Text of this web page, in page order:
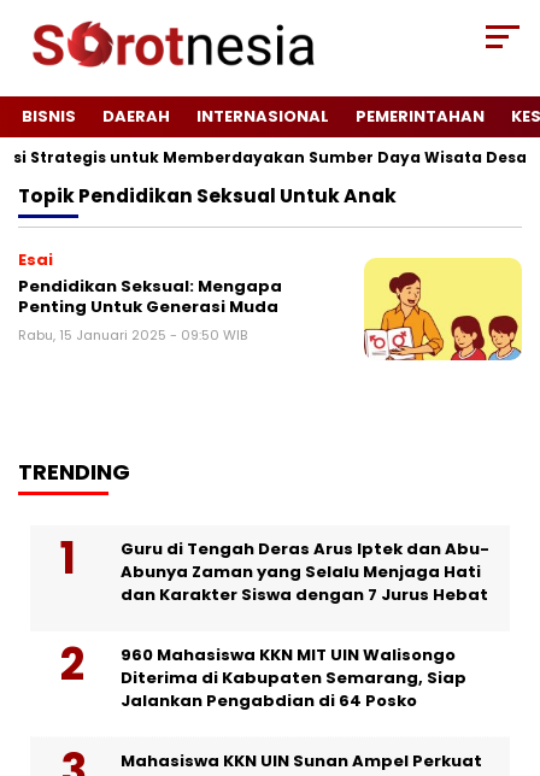
BISNIS DAERAH INTERNASIONAL PEMERINTAHAN
Strategis untuk Memberdayakan Sumber Daya Wisata Desa
TopikPendidikan Seksual Untuk Anak
Esai
Pendidikan Seksual: Mengapa
Penting Untuk Generasi Muda
Rabu, 15 Januari 2025 - 09:50 WIB
TRENDING
Guru di Tengah Deras Arus Iptek dan Abu-
Abunya Zaman yang Selalu Menjaga Hati
dan Karakter Siswa dengan 7 Jurus Hebat
960 Mahasiswa KKN MIT UIN Walisongo
Diterima di Kabupaten Semarang, Siap
Jalankan Pengabdian di 64 Posko
Mahasiswa KKN UIN Sunan Ampel Perkuat